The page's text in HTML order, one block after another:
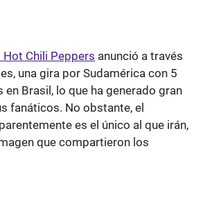
Hot Chili Peppers anunció a través
una gira por Sudamérica con 5
Brasil, lo que ha generado gran
fanáticos. No obstante, el
es el único al que irán,
que compartieron los